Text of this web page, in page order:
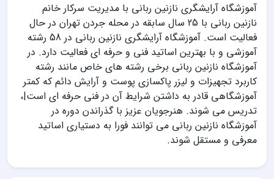
آموزشگاه آرایشگری نازنین ربانی با مدیریت سرکار خانم
نازنین ربانی با 25 سال سابقه در محله جردن تهران در حال
فعالیت است. آموزشگاه آرایشگری نازنین ربانی در 58 رشته
آموزشی و با بهترین اساتید فنی و حرفه ای فعالیت دارد. در
آموزشگاه نازنین ربانی برخی رشته های خاص مانند رشته
کاربرد تجهیزات و لیزر پاکسازی پوست و آرایش دائم که کمتر
آموزشگاهی قادر به داشتن شرایط آن در فنی حرفه ای است|،
تدریس می شوند. هنرجویان عزیز با گذراندن دوره در
آموزشگاه نازنین ربانی می توانند فورا به دستیاری اساتید
معرفی و مستقل شوند.